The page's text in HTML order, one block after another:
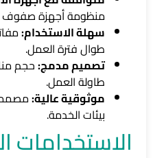
منظومة أجهزة صفوف
سهلة الاستخدام:
طوال فترة العمل.
تصميم مدمج:حجم
طاولة العمل.
موثوقية عالية:
بيئات الخدمة.
الاستخدامات